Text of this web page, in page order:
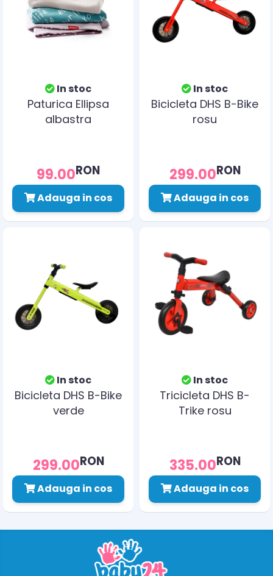
In stoc
Paturica Ellipsa
albastra
99.00RON
Adauga in cos
In stoc
Bicicleta DHS B-Bike
rosu
299.00RON
Adauga in cos
In stoc
Bicicleta DHS B-Bike
verde
299.00RON
Adauga in cos
In stoc
Tricicleta DHS B-
Trike rosu
335.00RON
Adauga in cos